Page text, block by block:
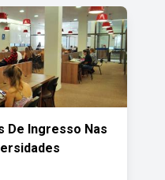
De Ingresso Nas